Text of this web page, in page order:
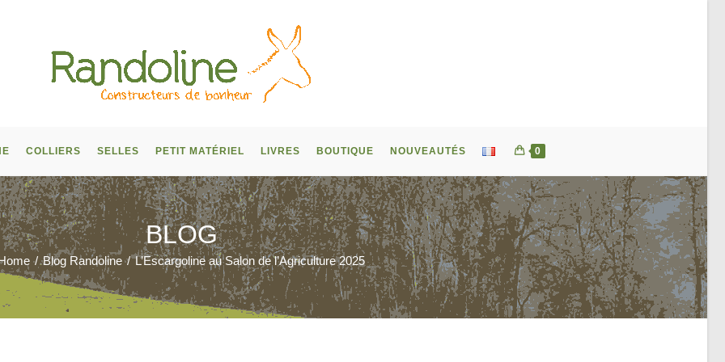
COLLIERS SELLES PETIT MATÉRIEL LIVRES BOUTIQUE NOUVEAUTÉS 0
BLOG
/ Blog Randoline / L’Escargoline au Salon de l’Agriculture 2025